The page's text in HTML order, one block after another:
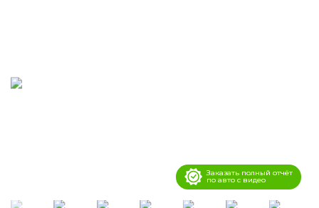
Заказать полный отчёт
по авто с видео